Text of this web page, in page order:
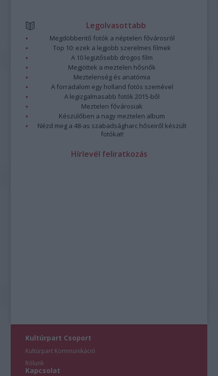
Legolvasottabb
Megdöbbentő fotók a néptelen fővárosról
Top 10: ezek a legjobb szerelmes filmek
A 10 legütősebb drogos film
Megjöttek a meztelen hősnők
Meztelenség és anatómia
A forradalom egy holland fotós szemével
A legizgalmasabb fotók 2015-ből
Meztelen fővárosiak
Készülőben a nagy meztelen album
Nézd meg a 48-as szabadságharc hőseiről készült
fotókat!
Hírlevél feliratkozás
Kultúrpart Csoport
Kultúrpart Kommunikáció
Rólunk
Kapcsolat